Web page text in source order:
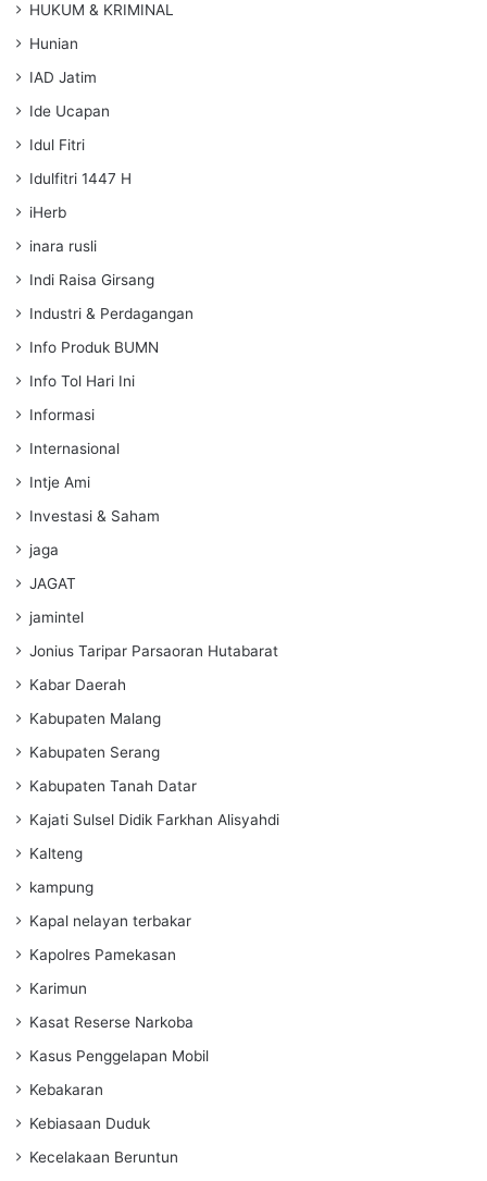
HUKUM & KRIMINAL
Hunian
IAD Jatim
Ide Ucapan
Idul Fitri
Idulfitri 1447 H
iHerb
inara rusli
Indi Raisa Girsang
Industri & Perdagangan
Info Produk BUMN
Info Tol Hari Ini
Informasi
Internasional
Intje Ami
Investasi & Saham
jaga
JAGAT
jamintel
Jonius Taripar Parsaoran Hutabarat
Kabar Daerah
Kabupaten Malang
Kabupaten Serang
Kabupaten Tanah Datar
Kajati Sulsel Didik Farkhan Alisyahdi
Kalteng
kampung
Kapal nelayan terbakar
Kapolres Pamekasan
Karimun
Kasat Reserse Narkoba
Kasus Penggelapan Mobil
Kebakaran
Kebiasaan Duduk
Kecelakaan Beruntun